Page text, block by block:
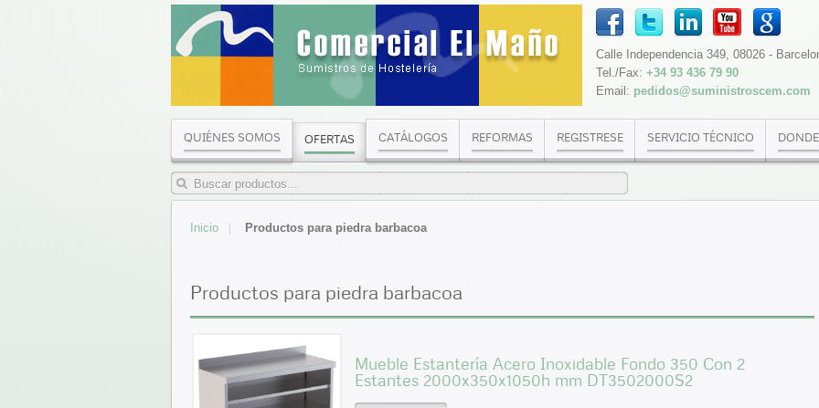
Calle Independencia 349, 08026 -
Tel./Fax: +34 93 436 79 90
Email: pedidos@suministroscem.com
QUIÉNES SOMOS OFERTAS CATÁLOGOS REFORMAS REGISTRESE SERVICIO TÉCNICO
Inicio Productos para piedra barbacoa
Productos para piedra barbacoa
Mueble Estantería Acero Inoxidable Fondo 350 Con 2
Estantes 2000x350x1050h mm DT3502000S2